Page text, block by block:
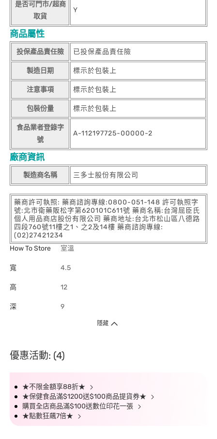
是否可門市/超商
取貨
Y
商品屬性
投保產品責任險 已投保產品責任險
製造日期 標示於包裝上
注意事項 標示於包裝上
包裝份量 標示於包裝上
食品業者登錄字
號
A-112197725-00000-2
廠商資訊
製造商名稱 三多士股份有限公司
藥商許可執照: 藥商諮詢專線:0800-051-148 許可執照字
號:北市衛藥販松字第620101C611號 藥商名稱:台灣屈臣氏
個人用品商店股份有限公司 藥商地址:台北市松山區八德路
四段760號11樓之1、之2及14樓 藥商諮詢專線:
(02)27421234
How To Store
室溫
寬 4.5
高 12
深 9
隱藏
優惠活動: (4)
★不限金額享88折★
★保健食品滿$1200送$100商品提貨券★
購買全店商品滿$100送數位印花一張
★點數狂飆7倍★